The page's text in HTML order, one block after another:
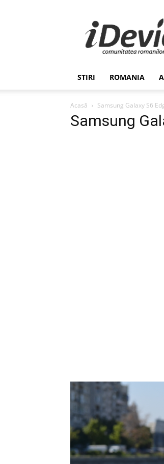
de
–
STIRI ROMANIA
Acasă Samsung Galaxy S6
Samsung